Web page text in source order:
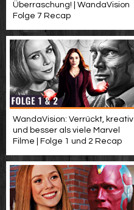
Überraschung! | WandaVision
Folge 7 Recap
WandaVision: Verrückt, kreativ
und besser als viele Marvel
Filme | Folge 1 und 2 Recap